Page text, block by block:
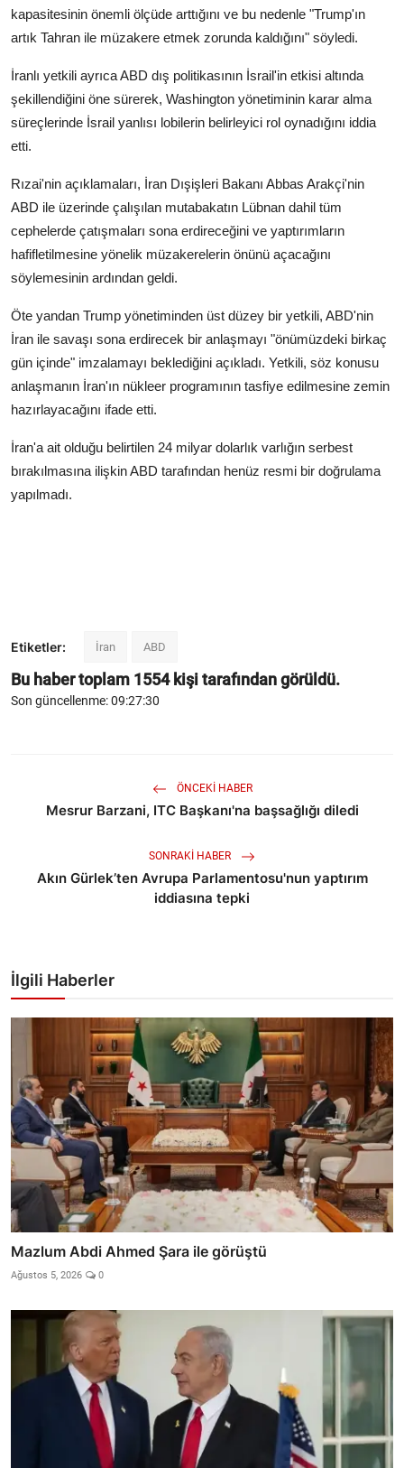
kapasitesinin önemli ölçüde arttığını ve bu nedenle "Trump'ın
artık Tahran ile müzakere etmek zorunda kaldığını" söyledi.
İranlı yetkili ayrıca ABD dış politikasının İsrail'in etkisi altında
şekillendiğini öne sürerek, Washington yönetiminin karar alma
süreçlerinde İsrail yanlısı lobilerin belirleyici rol oynadığını iddia
etti.
Rızai'nin açıklamaları, İran Dışişleri Bakanı Abbas Arakçi'nin
ABD ile üzerinde çalışılan mutabakatın Lübnan dahil tüm
cephelerde çatışmaları sona erdireceğini ve yaptırımların
hafifletilmesine yönelik müzakerelerin önünü açacağını
söylemesinin ardından geldi.
Öte yandan Trump yönetiminden üst düzey bir yetkili, ABD'nin
İran ile savaşı sona erdirecek bir anlaşmayı "önümüzdeki birkaç
gün içinde" imzalamayı beklediğini açıkladı. Yetkili, söz konusu
anlaşmanın İran'ın nükleer programının tasfiye edilmesine zemin
hazırlayacağını ifade etti.
İran'a ait olduğu belirtilen 24 milyar dolarlık varlığın serbest
bırakılmasına ilişkin ABD tarafından henüz resmi bir doğrulama
yapılmadı.
Etiketler: İran ABD
Bu haber toplam 1554kişi tarafından görüldü.
Son güncellenme: 09:27:30
ÖNCEKI HABER
Mesrur Barzani, ITC Başkanı'na başsağlığı diledi
SONRAKI HABER
Akın Gürlek’ten Avrupa Parlamentosu'nun yaptırım
iddiasına tepki
İlgili Haberler
Mazlum Abdi Ahmed Şara ile görüştü
Ağustos 5, 2026 0